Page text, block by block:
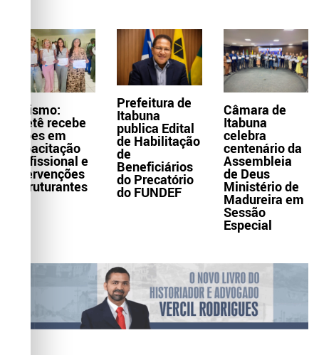
Turismo:
Itaetê recebe
ações em
capacitação
profissional e
intervenções
estruturantes
Prefeitura de
Itabuna
publica Edital
de Habilitação
de
Beneficiários
do Precatório
do FUNDEF
Câmara de
Itabuna
celebra
centenário da
Assembleia
de Deus
Ministério de
Madureira em
Sessão
Especial